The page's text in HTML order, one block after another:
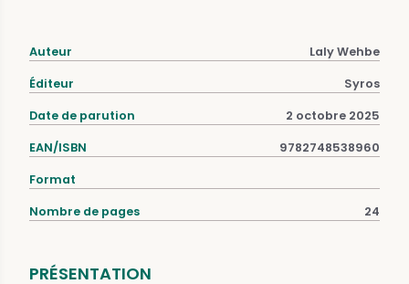
Auteur Laly Wehbe
Éditeur Syros
Date de parution 2 octobre 2025
EAN/ISBN 9782748538960
Format
Nombre de pages 24
PRÉSENTATION